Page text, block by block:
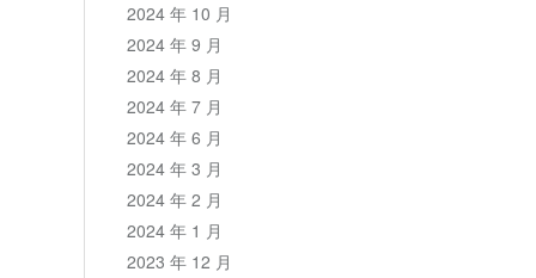
2024 年 10 月
2024 年 9 月
2024 年 8 月
2024 年 7 月
2024 年 6 月
2024 年 3 月
2024 年 2 月
2024 年 1 月
2023 年 12 月